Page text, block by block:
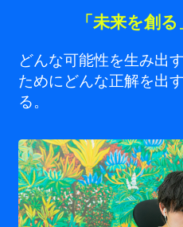
「未来を創
どんな可能性を生み出
ためにどんな正解を出
る。